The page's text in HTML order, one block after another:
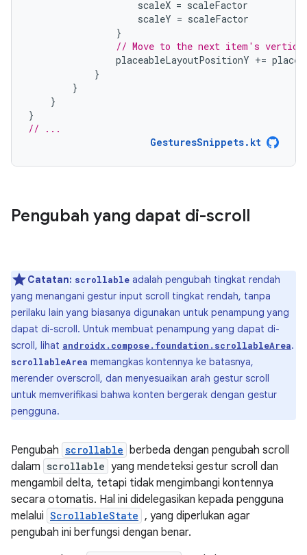
scaleX = scaleFactor
scaleY = scaleFactor
}
// Move to the next item's
placeableLayoutPositionY +=
}
}
}
}
// ...
GesturesSnippets.kt
Pengubah yang dapat di-scroll
Catatan: scrollable adalah pengubah tingkat rendah
yang menangani gestur input scroll tingkat rendah, tanpa
perilaku lain yang biasanya digunakan untuk penampung yang
dapat di-scroll. Untuk membuat penampung yang dapat di-
scroll, lihat androidx.compose.foundation.scrollableArea.
scrollableArea memangkas kontennya ke batasnya,
merender overscroll, dan menyesuaikan arah gestur scroll
untuk memverifikasi bahwa konten bergerak dengan gestur
pengguna.
Pengubah scrollable berbeda dengan pengubah scroll
dalam scrollable yang mendeteksi gestur scroll dan
mengambil delta, tetapi tidak mengimbangi kontennya
secara otomatis. Hal ini didelegasikan kepada pengguna
melalui ScrollableState , yang diperlukan agar
pengubah ini berfungsi dengan benar.